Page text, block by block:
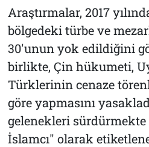
Araştırmalar, 2017
bölgedeki türbe ve
30'unun yok edildiğini
birlikte, Çin hükumeti,
Türklerinin cenaze
göre yapmasını
gelenekleri
İslamcı" olarak